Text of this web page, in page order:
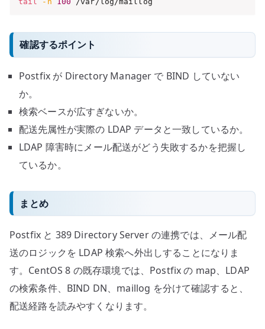
確認するポイント
Postfix が Directory Manager で BIND していない
か。
検索ベースが広すぎないか。
配送先属性が実際の LDAP データと一致しているか。
LDAP 障害時にメール配送がどう失敗するかを把握し
ているか。
まとめ
Postfix と 389 Directory Server の連携では、メール配
送のロジックを LDAP 検索へ外出しすることになりま
す。CentOS 8 の既存環境では、Postfix の map、LDAP
の検索条件、BIND DN、maillog を分けて確認すると、
配送経路を読みやすくなります。